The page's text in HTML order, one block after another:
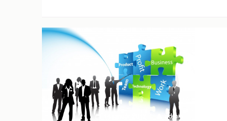
admin